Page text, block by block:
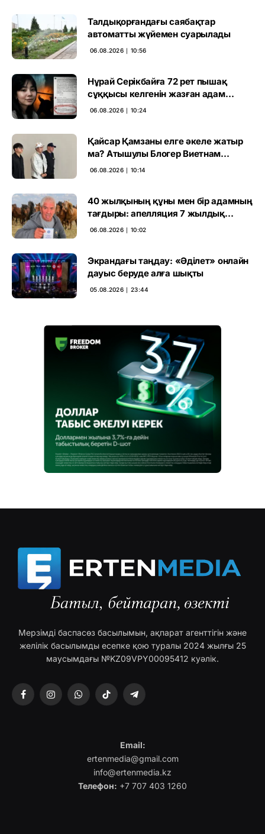
Талдықорғандағы саябақтар
автоматты жүйемен суарылады
06.08.2026 ∣ 10:56
Нұрай Серікбайға 72 рет пышақ
сұққысы келгенін жазған адам
ұсталды
06.08.2026 ∣ 10:24
Қайсар Қамзаны елге әкеле жатыр
ма? Атышулы Блогер Виетнам
әуежайында көзге түсті
06.08.2026 ∣ 10:14
40 жылқының құны мен бір адамның
тағдыры: апелляция 7 жылдық
үкімді бұзды
06.08.2026 ∣ 10:02
Экрандағы таңдау: «Әділет» онлайн
дауыс беруде алға шықты
05.08.2026 ∣ 23:44
Мерзімді баспасөз басылымын, ақпарат агенттігін және
желілік басылымды есепке қою туралы 2024 жылғы 25
маусымдағы №KZ09VPY00095412 куәлік.
FacebookInstagramWhatsAppTikTok Telegram
Email:
ertenmedia@gmail.com
info@ertenmedia.kz
Телефон: +7 707 403 1260